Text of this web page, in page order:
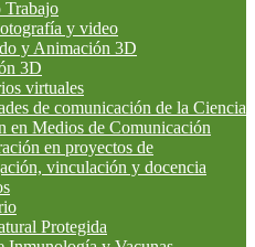
Trabajo
y video
y Animación 3D
3D
virtuales
de comunicación de la Ciencia
en Medios de Comunicación
en proyectos de
vinculación y docencia
Protegida